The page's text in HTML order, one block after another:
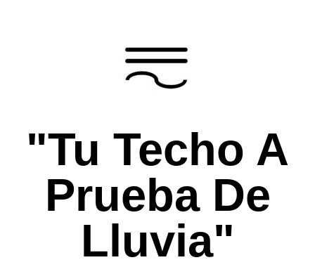
"Tu Techo A
Prueba De
Lluvia"